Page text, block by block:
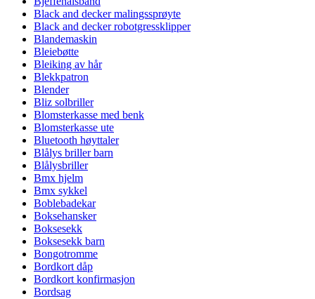
Black and decker malingssprøyte
Black and decker robotgressklipper
Blandemaskin
Bleiebøtte
Bleiking av hår
Blekkpatron
Blender
Bliz solbriller
Blomsterkasse med benk
Blomsterkasse ute
Bluetooth høyttaler
Blålys briller barn
Blålysbriller
Bmx hjelm
Bmx sykkel
Boblebadekar
Boksehansker
Boksesekk
Boksesekk barn
Bongotromme
Bordkort dåp
Bordkort konfirmasjon
Bordsag